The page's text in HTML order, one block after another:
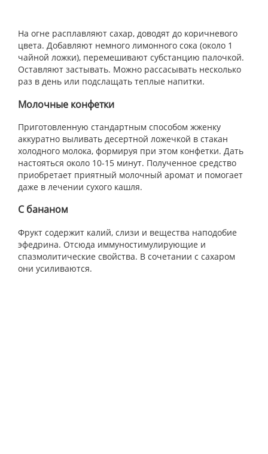
На огне расплавляют сахар, доводят до коричневого
цвета. Добавляют немного лимонного сока (около 1
чайной ложки), перемешивают субстанцию палочкой.
Оставляют застывать. Можно рассасывать несколько
раз в день или подслащать теплые напитки.
Молочные конфетки
Приготовленную стандартным способом жженку
аккуратно выливать десертной ложечкой в стакан
холодного молока, формируя при этом конфетки. Дать
настояться около 10-15 минут. Полученное средство
приобретает приятный молочный аромат и помогает
даже в лечении сухого кашля.
С бананом
Фрукт содержит калий, слизи и вещества наподобие
эфедрина. Отсюда иммуностимулирующие и
спазмолитические свойства. В сочетании с сахаром
они усиливаются.